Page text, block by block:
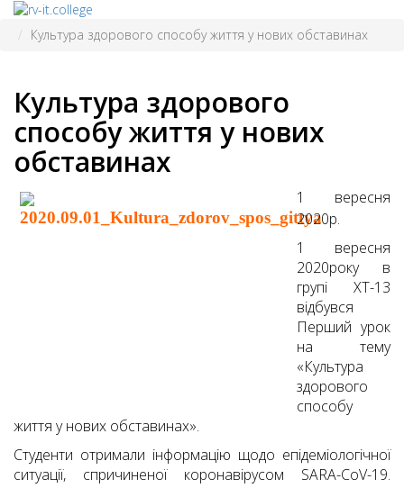
Культура здорового способу життя у нових обставинах
Культура здорового
способу життя у нових
обставинах
1 вересня
2020р.
1 вересня
2020року в
групі ХТ-13
відбувся
Перший урок
на тему
«Культура
здорового
способу
життя у нових обставинах».
Студенти отримали інформацію щодо епідеміологічної
ситуації, спричиненої коронавірусом SARA-CoV-19.